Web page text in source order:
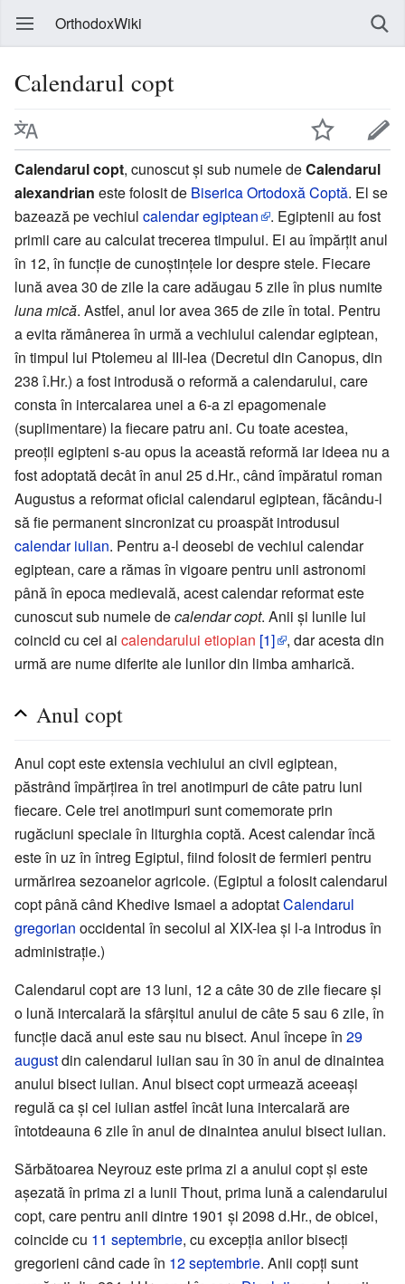
OrthodoxWiki
Calendarul copt
Calendarul copt, cunoscut și sub numele deCalendarul
alexandrian este folosit de Biserica Ortodoxă Coptă. El se
bazează pe vechiul calendar egiptean
. Egiptenii au fost
primii care au calculat trecerea timpului. Ei au împărțit anul
în 12, în funcție de cunoștințele lor despre stele. Fiecare
lună avea 30 de zile la care adăugau 5 zile în plus numite
luna mică. Astfel, anul lor avea 365 de zile în total. Pentru
a evita rămânerea în urmă a vechiului calendar egiptean,
în timpul lui Ptolemeu al III-lea (Decretul din Canopus, din
238 î.Hr.) a fost introdusă o reformă a calendarului, care
consta în intercalarea unei a 6-a zi epagomenale
(suplimentare) la fiecare patru ani. Cu toate acestea,
preoții egipteni s-au opus la această reformă iar ideea nu a
fost adoptată decât în anul 25 d.Hr., când împăratul roman
Augustus a reformat oficial calendarul egiptean, făcându-l
să fie permanent sincronizat cu proaspăt introdusul
calendar iulian. Pentru a-l deosebi de vechiul calendar
egiptean, care a rămas în vigoare pentru unii astronomi
până în epoca medievală, acest calendar reformat este
cunoscut sub numele decalendar copt. Anii și lunile lui
coincid cu cei ai calendarului etiopian [1]
, dar acesta din
urmă are nume diferite ale lunilor din limba amharică.
Anul copt
Anul copt este extensia vechiului an civil egiptean,
păstrând împărțirea în trei anotimpuri de câte patru luni
fiecare. Cele trei anotimpuri sunt comemorate prin
rugăciuni speciale în liturghia coptă. Acest calendar încă
este în uz în întreg Egiptul, fiind folosit de fermieri pentru
urmărirea sezoanelor agricole. (Egiptul a folosit calendarul
copt până când Khedive Ismael a adoptatCalendarul
gregorian occidental în secolul al XIX-lea și l-a introdus în
administrație.)
Calendarul copt are 13 luni, 12 a câte 30 de zile fiecare și
o lună intercalară la sfârșitul anului de câte 5 sau 6 zile, în
funcție dacă anul este sau nu bisect. Anul începe în 29
augustdin calendarul iulian sau în 30 în anul de dinaintea
anului bisect iulian. Anul bisect copt urmează aceeași
regulă ca și cel iulian astfel încât luna intercalară are
întotdeauna 6 zile în anul de dinaintea anului bisect iulian.
Sărbătoarea Neyrouz este prima zi a anului copt și este
așezată în prima zi a lunii Thout, prima lună a calendarului
copt, care pentru anii dintre 1901 și 2098 d.Hr., de obicei,
coincide cu 11 septembrie, cu excepția anilor bisecți
gregorieni când cade în 12 septembrie. Anii copți sunt